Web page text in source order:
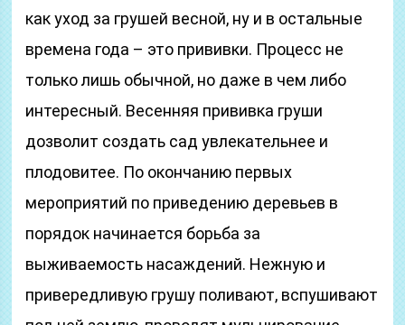
как уход за грушей весной, ну и в остальные
времена года – это прививки. Процесс не
только лишь обычной, но даже в чем либо
интересный. Весенняя прививка груши
дозволит создать сад увлекательнее и
плодовитее. По окончанию первых
мероприятий по приведению деревьев в
порядок начинается борьба за
выживаемость насаждений. Нежную и
привередливую грушу поливают, вспушивают